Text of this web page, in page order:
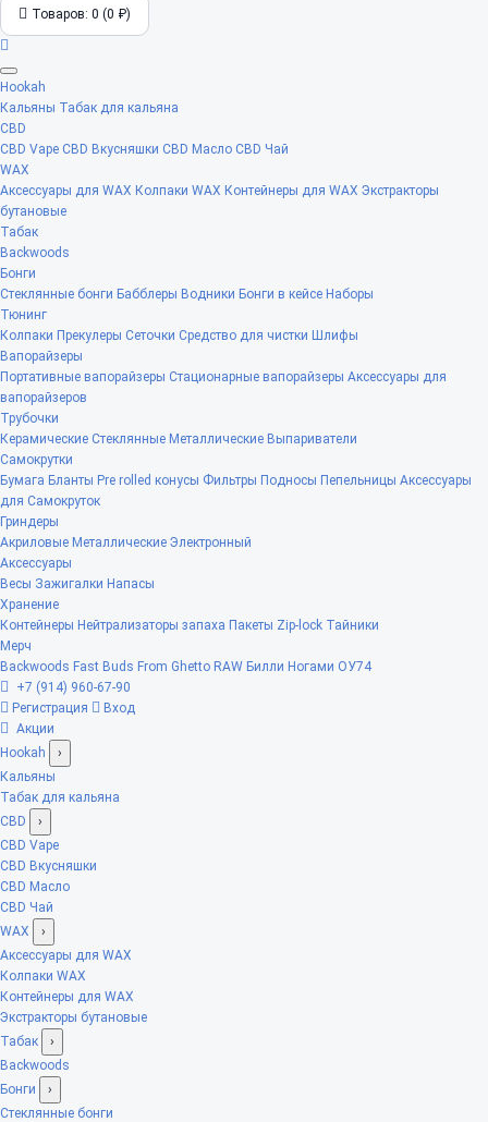
Товаров: 0 (0 ₽)
Hookah
Кальяны Табак для кальяна
CBD
CBD Vape CBD Вкусняшки CBD Масло CBD Чай
WAX
Аксессуары для WAX Колпаки WAX Контейнеры для WAX Экстракторы
бутановые
Табак
Backwoods
Бонги
Стеклянные бонги Бабблеры Водники Бонги в кейсе Наборы
Тюнинг
Колпаки Прекулеры Сеточки Средство для чистки Шлифы
Вапорайзеры
Портативные вапорайзеры Стационарные вапорайзеры Аксессуары для
вапорайзеров
Трубочки
Керамические Стеклянные Металлические Выпариватели
Самокрутки
Бумага Бланты Pre rolled конусы Фильтры Подносы Пепельницы Аксессуары
для Самокруток
Гриндеры
Акриловые Металлические Электронный
Аксессуары
Весы Зажигалки Напасы
Хранение
Контейнеры Нейтрализаторы запаха Пакеты Zip-lock Тайники
Мерч
Backwoods Fast Buds From Ghetto RAW Билли Ногами ОУ74
+7 (914) 960-67-90
Регистрация
Вход
Акции
Hookah
›
Кальяны
Табак для кальяна
CBD
›
CBD Vape
CBD Вкусняшки
CBD Масло
CBD Чай
WAX
›
Аксессуары для WAX
Колпаки WAX
Контейнеры для WAX
Экстракторы бутановые
Табак
›
Backwoods
Бонги
›
Стеклянные бонги